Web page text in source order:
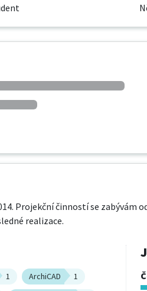
Projekční činností se zabývám
realizace.
1 ArchiCAD
1